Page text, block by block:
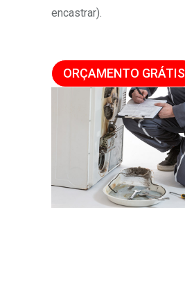
encastrar).
ORÇAMENTO GRÁTIS